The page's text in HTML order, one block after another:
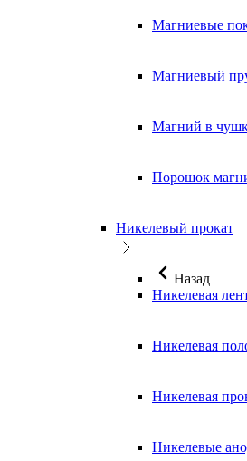
Магниевые
Магниевый
Магний в
Порошок
Никелевый прокат
Назад
Никелевая
Никелевая
Никелевая
Никелевые